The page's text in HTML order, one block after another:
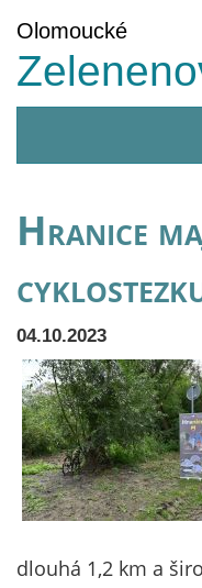
Olomoucké
Hranice
04.10.2023
dlouhá 1,2 km a